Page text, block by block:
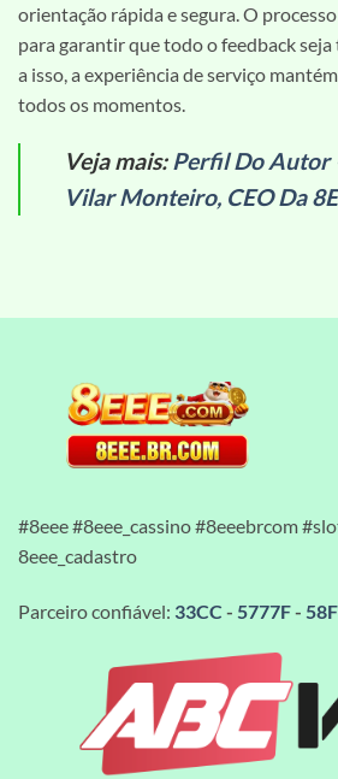
orientação rápida e segura. O
para garantir que todo o feedback
a isso, a experiência de serviço
todos os momentos.
Veja mais:Perfil Do Autor
Vilar Monteiro, CEO Da
#8eee #8eee_cassino #8eeebrcom
8eee_cadastro
Parceiro confiável: 33CC - 5777F-